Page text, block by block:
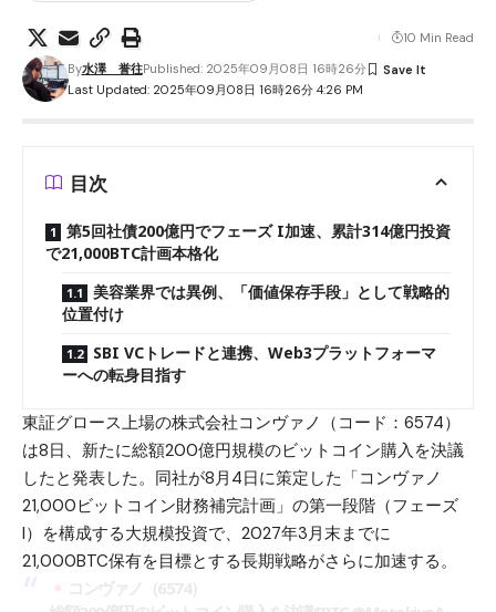
Last Updated: 2025年09月08日 16時26分 4:26 PM
By水澤 誉往Published: 2025年09月08日 16時26分
10 Min Read
目次
第5回社債200億円でフェーズ I加速、累計314億円投資
で21,000BTC計画本格化
美容業界では異例、「価値保存手段」として戦略的
位置付け
SBI VCトレードと連携、Web3プラットフォーマ
ーへの転身目指す
東証グロース上場の株式会社コンヴァノ（コード：6574）
は8日、新たに総額200億円規模のビットコイン購入を決議
したと発表した。同社が8月4日に策定した「コンヴァノ
21,000ビットコイン財務補完計画」の第一段階（フェーズ
I）を構成する大規模投資で、2027年3月末までに
21,000BTC保有を目標とする長期戦略がさらに加速する。